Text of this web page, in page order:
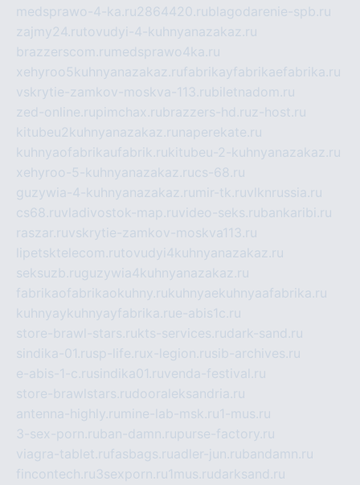
medsprawo-4-ka.ru2864420.rublagodarenie-spb.ru
zajmy24.rutovudyi-4-kuhnyanazakaz.ru
brazzerscom.ru medsprawo4ka.ru
xehyroo5kuhnyanazakaz.rufabrikayfabrikaefabrika.ru
vskrytie-zamkov-moskva-113.rubiletnadom.ru
zed-online.rupimchax.rubrazzers-hd.ruz-host.ru
kitubeu2kuhnyanazakaz.ru naperekate.ru
kuhnyaofabrikaufabrik.rukitubeu-2-kuhnyanazakaz.ru
xehyroo-5-kuhnyanazakaz.rucs-68.ru
guzywia-4-kuhnyanazakaz.ru mir-tk.ruvlknrussia.ru
cs68.ruvladivostok-map.ruvideo-seks.rubankaribi.ru
raszar.ruvskrytie-zamkov-moskva113.ru
lipetsktelecom.rutovudyi4kuhnyanazakaz.ru
seksuzb.ruguzywia4kuhnyanazakaz.ru
fabrikaofabrikaokuhny.rukuhnyaekuhnyaafabrika.ru
kuhnyaykuhnyayfabrika.rue-abis1c.ru
store-brawl-stars.rukts-services.rudark-sand.ru
sindika-01.rusp-life.rux-legion.rusib-archives.ru
e-abis-1-c.rusindika01.ruvenda-festival.ru
store-brawlstars.rudooraleksandria.ru
antenna-highly.ru mine-lab-msk.ru1-mus.ru
3-sex-porn.ruban-damn.rupurse-factory.ru
viagra-tablet.rufasbags.ruadler-jun.rubandamn.ru
fincontech.ru3sexporn.ru1mus.rudarksand.ru